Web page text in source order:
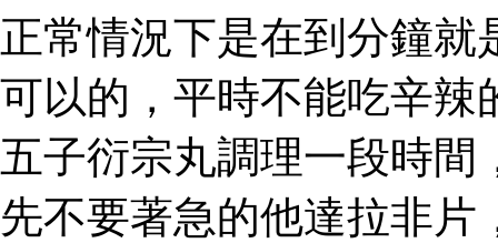
正常情況下是在到分鐘
可以的，平時不能吃辛辣
五子衍宗丸調理一段時
先不要著急的他達拉非